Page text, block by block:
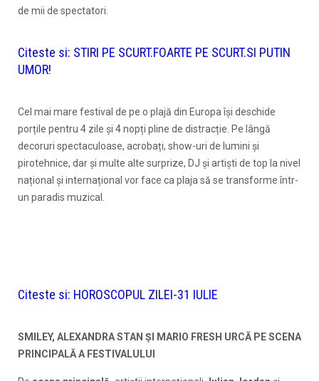
de mii de spectatori.
Citeste si: STIRI PE SCURT.FOARTE PE SCURT.SI PUTIN
UMOR!
Cel mai mare festival de pe o plajă din Europa își deschide
porțile pentru 4 zile și 4 nopți pline de distracție. Pe lângă
decoruri spectaculoase, acrobați, show-uri de lumini și
pirotehnice, dar și multe alte surprize, DJ și artiști de top la nivel
național și internațional vor face ca plaja să se transforme într-
un paradis muzical.
Citeste si: HOROSCOPUL ZILEI-31 IULIE
SMILEY, ALEXANDRA STAN ȘI MARIO FRESH URCĂ PE SCENA
PRINCIPALĂ A FESTIVALULUI